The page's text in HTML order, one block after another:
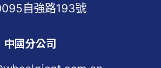
自強路193號
中國分公司